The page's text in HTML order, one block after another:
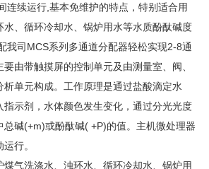
连续运行,基本免维护的特点，特别适合用
水、循环冷却水、锅炉用水等水质酚酞碱度
我司MCS系列多通道分配器轻松实现2-8通
由带触摸屏的控制单元及由测量室、阀、
单元构成。工作原理是通过盐酸滴定水
指示剂，水体颜色发生变化，通过分光光度
总碱(+m)或酚酞碱( +P)的值。主机微处理器
行。
煤气洗涤水、浊环水、循环冷却水、锅炉用